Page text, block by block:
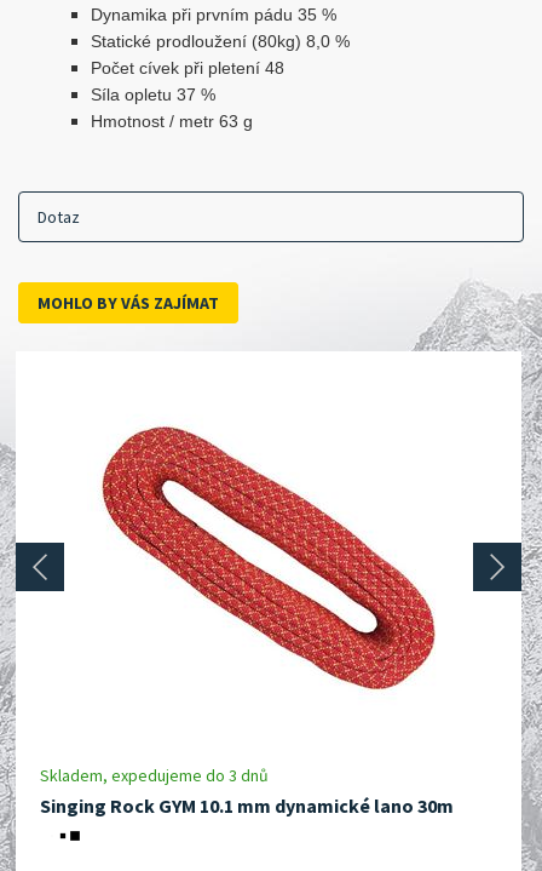
Dynamika při prvním pádu 35 %
Statické prodloužení (80kg) 8,0 %
Počet cívek při pletení 48
Síla opletu 37 %
Hmotnost / metr 63 g
Dotaz
MOHLO BY VÁS ZAJÍMAT
Skladem, expedujeme do 3 dnů
Singing Rock GYM 10.1 mm dynamické lano 30m
prev next